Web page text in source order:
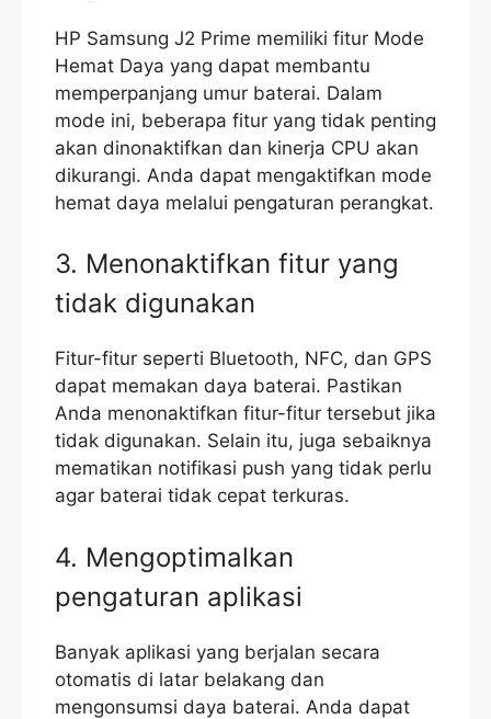
HP Samsung J2 Prime memiliki fitur Mode
Hemat Daya yang dapat membantu
memperpanjang umur baterai. Dalam
mode ini, beberapa fitur yang tidak penting
akan dinonaktifkan dan kinerja CPU akan
dikurangi. Anda dapat mengaktifkan mode
hemat daya melalui pengaturan perangkat.
3. Menonaktifkan fitur yang
tidak digunakan
Fitur-fitur seperti Bluetooth, NFC, dan GPS
dapat memakan daya baterai. Pastikan
Anda menonaktifkan fitur-fitur tersebut jika
tidak digunakan. Selain itu, juga sebaiknya
mematikan notifikasi push yang tidak perlu
agar baterai tidak cepat terkuras.
4. Mengoptimalkan
pengaturan aplikasi
Banyak aplikasi yang berjalan secara
otomatis di latar belakang dan
mengonsumsi daya baterai. Anda dapat